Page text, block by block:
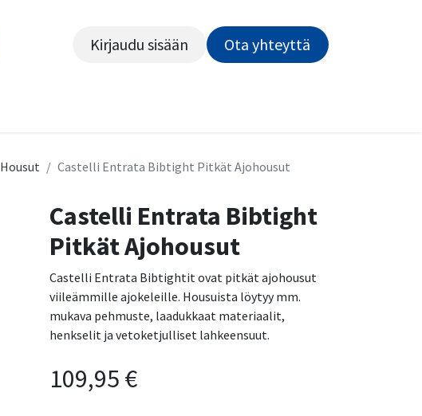
Kirjaudu sisään Ota yhteyttä​​​​​​
Housut Castelli Entrata Bibtight Pitkät Ajohousut
Castelli Entrata Bibtight
Pitkät Ajohousut
Castelli Entrata Bibtightit ovat pitkät ajohousut
viileämmille ajokeleille. Housuista löytyy mm.
mukava pehmuste, laadukkaat materiaalit,
henkselit ja vetoketjulliset lahkeensuut.
109,95 €